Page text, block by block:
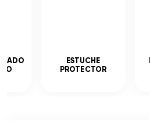
ESTUCHE
PROTECTOR